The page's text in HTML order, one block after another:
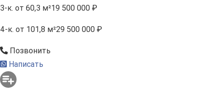
3-к. от 60,3 м²19 500 000 ₽
4-к. от 101,8 м²29 500 000 ₽
Позвонить
Написать